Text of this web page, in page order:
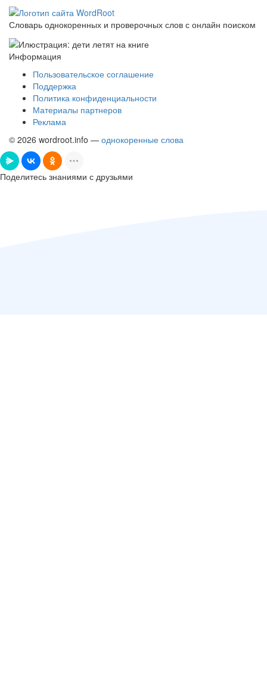
Словарь однокоренных и проверочных слов с онлайн поиском
Информация
Пользовательское соглашение
Поддержка
Политика конфиденциальности
Материалы партнеров
Реклама
© 2026 wordroot.info — однокоренные слова
Поделитесь знаниями с друзьями